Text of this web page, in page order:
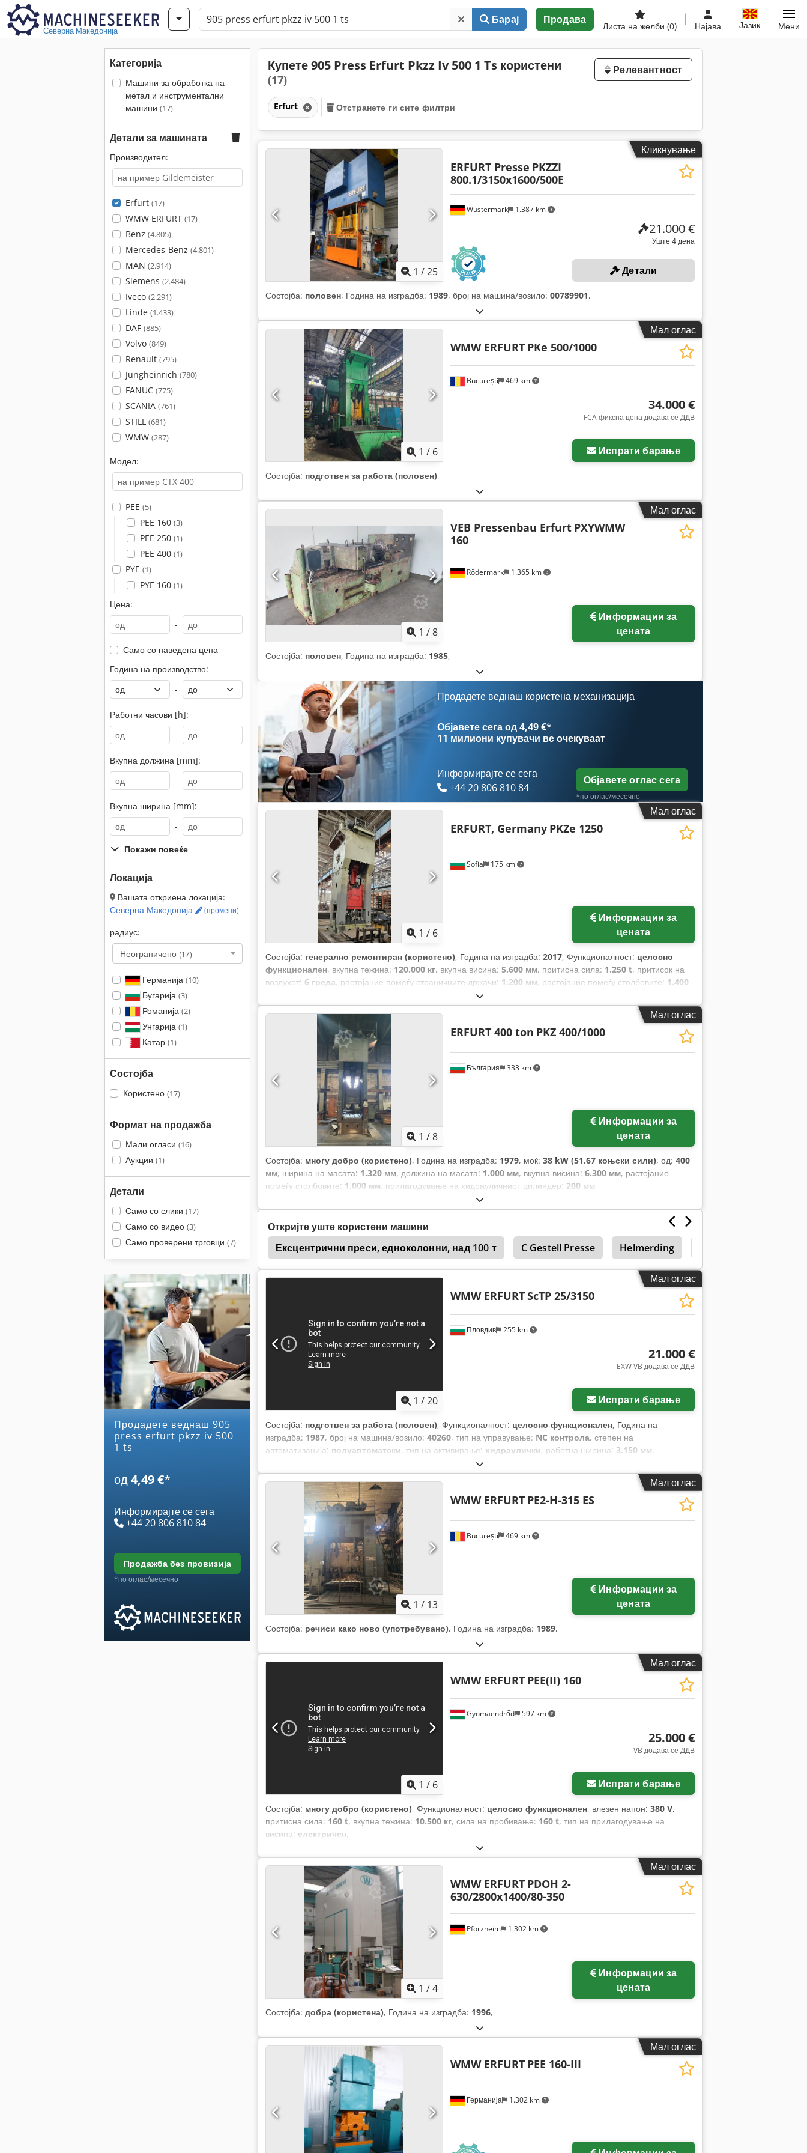
Северна Македонија
Барај Продава
Листа на желби (0) Најава Јазик Мени
Категорија
Машини за обработка на
метал и инструментални
машини (17)
Детали за машината
Производител:
Erfurt (17)
WMW ERFURT (17)
Benz (4.805)
Mercedes-Benz (4.801)
MAN (2.914)
Siemens (2.484)
Iveco (2.291)
Linde (1.433)
DAF (885)
Volvo (849)
Renault (795)
Jungheinrich (780)
FANUC (775)
SCANIA (761)
STILL (681)
WMW (287)
Модел:
PEE (5)
PEE 160 (3)
PEE 250 (1)
PEE 400 (1)
PYE (1)
PYE 160 (1)
Цена:
-
Само со наведена цена
Година на производство:
-
Работни часови [h]:
-
Вкупна должина [mm]:
-
Вкупна ширина [mm]:
-
Покажи повеќе
Локација
Вашата откриена локација:
Северна Македонија
(промени)
радиус:
Неограничено (17)
Германија (10)
Бугарија (3)
Романија (2)
Унгарија (1)
Катар (1)
Состојба
Користено (17)
Формат на продажба
Мали огласи (16)
Аукции (1)
Детали
Само со слики (17)
Само со видео (3)
Само проверени трговци (7)
Продадете веднаш 905
press erfurt pkzz iv 500
1 ts
од4,49 €*
Информирајте се сега
+44 20 806 810 84
продажба без провизија
*по оглас/месечно
Купете 905 Press Erfurt Pkzz Iv 500 1 Ts користени
(17)
Релевантност
Erfurt Отстранете ги сите филтри
Кликнување
1 /25
Wustermark 1.387 km
ERFURT Presse PKZZI
800.1/3150x1600/500E
21.000 €
Уште 4 дена
Детали
Состојба: половен, Година на изградба: 1989, број на машина/возило: 00789901,
Мал оглас
1 / 6
București 469 km
WMW ERFURT PKe 500/1000
34.000 €
FCA фиксна цена додава се ДДВ
Испрати барање
Состојба: подготвен за работа (половен),
Мал оглас
1 /8
Rödermark 1.365 km
VEB Pressenbau Erfurt PXYWMW
160
цената
Состојба: половен, Година на изградба: 1985,
Продадете веднаш користена механизација
Објавете сега од 4,49 €*
11 милиони купувачи ве очекуваат
Информирајте се сега
+44 20 806 810 84
Објавете оглас сега
*по оглас/месечно
Мал оглас
1 / 6
Sofia 175 km
ERFURT, Germany PKZe 1250
цената
Состојба: генерално ремонтиран (користено), Година на изградба: 2017, Функционалност: целосно
функционален, вкупна тежина: 120.000 кг, вкупна висина: 5.600 мм, притисна сила: 1.250 t, притисок на
воздухот: 6 греда, растојание помеѓу страничните држачи: 1.200 мм, растојание помеѓу столбовите: 1.400
, ширина на масата:
Мал оглас
1 /8
България 333 km
ERFURT 400 ton PKZ 400/1000
цената
Состојба: многу добро (користено), Година на изградба: 1979, моќ: 38 kW (51,67 коњски сили), од: 400
мм, ширина на масата: 1.320 мм, должина на масата: 1.000 мм, вкупна висина: 6.300 мм, растојание
помеѓу столбовите: 1.000 мм, прилагодување на хидрауличниот цилиндер: 200 мм,
Откријте уште користени машини
Ексцентрични преси, едноколонни, над 100 т
C Gestell Presse Helmerding
Двоен Шраф Екструдер
Мал оглас
1 /20
Пловдив 255 km
WMW ERFURTScTP 25/3150
21.000 €
EXW VB додава се ДДВ
Испрати барање
Состојба: подготвен за работа (половен), Функционалност: целосно функционален, Година на
изградба: 1987, број на машина/возило: 40260, тип на управување: NC контрола, степен на
автоматизација: полуавтоматски, тип на активирање: хидраулички, работна ширина: 3.150 мм,
, стапка на удари (мин.):
мин, макс. дебелина на лим:25 мм, макс. дебелина на алуминиев лист:30 мм, максимална дебелина на
челичен лим:25 мм, максимална дебелина на лим од не'рѓосувачки челик:
, подесување на задниот
рачно, заден набој:1.000 мм , влезен напон:380 V, влезен струја:93 A , тип на влезен струја:
трифазен, контролен напон:110 V
, вкупна ширина:
, вкупна висина: 3.600 мм
податоци, документација / прирачник, заштита на прстите, ножна далечинска контрола,
централизирана система за подмачкување
Мал оглас
1 / 13
București 469 km
WMW ERFURT PE2-H-315 ES
цената
Состојба: речиси како ново (употребувано), Година на изградба: 1989,
Мал оглас
1 / 6
Gyomaendrőd 597 km
WMW ERFURT PEE(II) 160
25.000 €
VB додава се ДДВ
Испрати барање
Состојба: многу добро (користено), Функционалност: целосно функционален, влезен напон: 380 V,
притисна сила: 160 t, вкупна тежина: 10.500 кг, сила на пробивање: 160 t, тип на прилагодување на
висина: електричен,
Мал оглас
1 /4
Pforzheim 1.302 km
WMW ERFURT PDOH 2-
630/2800x1400/80-350
цената
Состојба: добра (користена), Година на изградба: 1996,
Мал оглас
Германија 1.302 km
WMW ERFURT PEE 160-III